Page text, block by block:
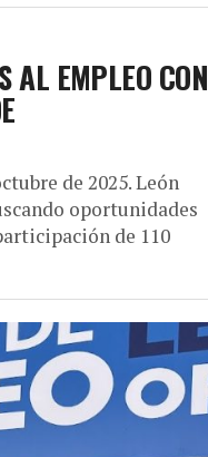
AL EMPLEO CON
de 2025. León
oportunidades
de 110